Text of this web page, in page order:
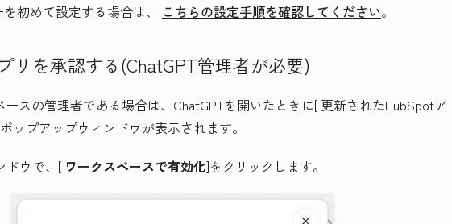
初めて設定する場合は、
こちらの設定手順を確認してください。
リを承認する(ChatGPT管理者が必要)
ースの管理者である場合は、ChatGPTを開いたときに[ 更新されたHubSpotア
ップアップウィンドウが表示されます。
ドウで、[ ワークスペースで有効化]をクリックします。